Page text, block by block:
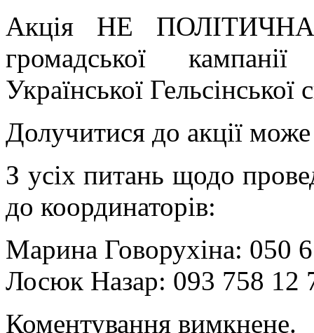
Акція НЕ ПОЛІТИЧНА
громадської
Української
Долучитися до акції
З усіх питань щодо
до координаторів:
Марина Говорухіна: 050
Лосюк Назар: 093 758 12
Коментування вимкнене.